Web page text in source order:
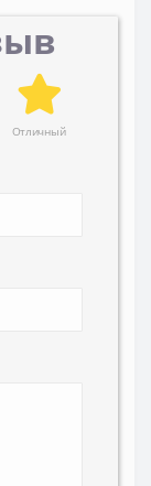
Отличный